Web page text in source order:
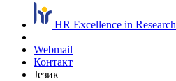
HR Excellence in Research
Webmail
Контакт
Језик